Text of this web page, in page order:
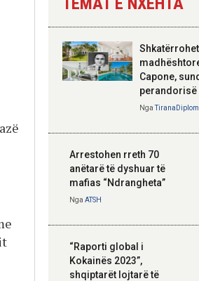
Hoxha takim
zyrtarë të
DASH:
përbashkët
strategjik
Capone,
perandorisë
Nga
Arrestohen rreth 70
anëtarë të dyshuar të
mafias “Ndrangheta”
Nga ATSH
“Raporti global i
Kokainës 2023”,
shqiptarët lojtarë të